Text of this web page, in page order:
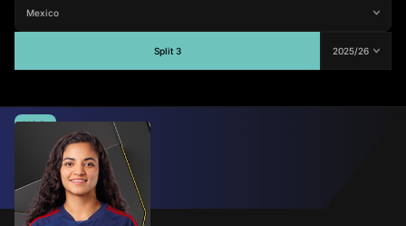
Split 3
Média